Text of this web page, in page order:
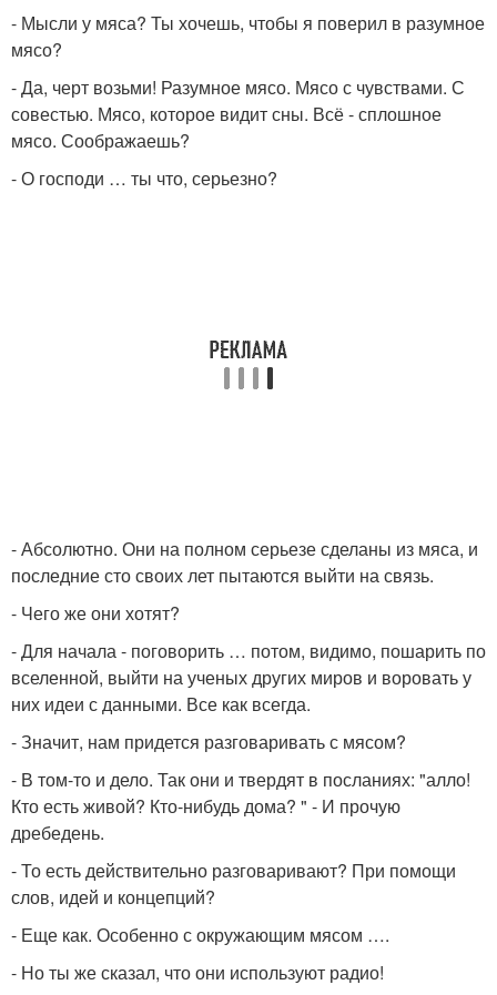
- Мысли у мяса? Ты хочешь, чтобы я поверил в разумное
мясо?
- Да, черт возьми! Разумное мясо. Мясо с чувствами. С
совестью. Мясо, которое видит сны. Всё - сплошное
мясо. Соображаешь?
- О господи … ты что, серьезно?
- Абсолютно. Они на полном серьезе сделаны из мяса, и
последние сто своих лет пытаются выйти на связь.
- Чего же они хотят?
- Для начала - поговорить … потом, видимо, пошарить по
вселенной, выйти на ученых других миров и воровать у
них идеи с данными. Все как всегда.
- Значит, нам придется разговаривать с мясом?
- В том-то и дело. Так они и твердят в посланиях: "алло!
Кто есть живой? Кто-нибудь дома? " - И прочую
дребедень.
- То есть действительно разговаривают? При помощи
слов, идей и концепций?
- Еще как. Особенно с окружающим мясом ….
- Но ты же сказал, что они используют радио!